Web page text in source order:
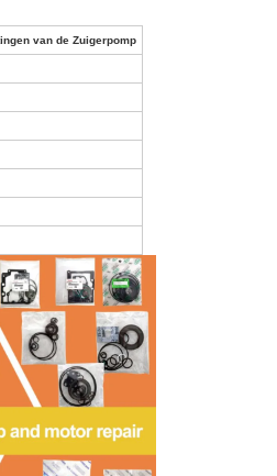
van de Zuigerpomp